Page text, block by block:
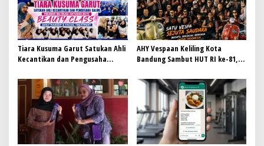
Tiara Kusuma Garut Satukan Ahli
Kecantikan dan Pengusaha
Antusias Ikuti Beauty Class
AHY Vespaan Keliling Kota
Bandung Sambut HUT RI ke-81,
Kemanusiaan